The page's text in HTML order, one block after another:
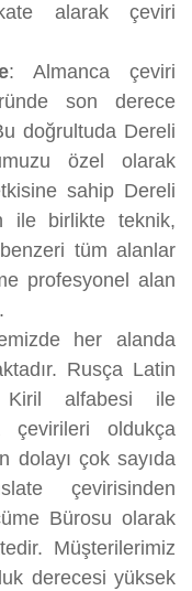
alarak çeviri
: Almanca çeviri
son derece
doğrultuda Dereli
özel olarak
sahip Dereli
ile birlikte teknik,
tüm alanlar
profesyonel alan
her alanda
Rusça Latin
Kiril alfabesi ile
çevirileri oldukça
dolayı çok sayıda
çevirisinden
Bürosu olarak
Müşterilerimiz
derecesi yüksek